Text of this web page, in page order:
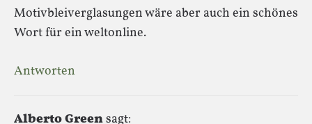
Motivbleiverglasungen wäre aber auch ein schönes
Wort für ein weltonline.
Antworten
Alberto Greensagt: